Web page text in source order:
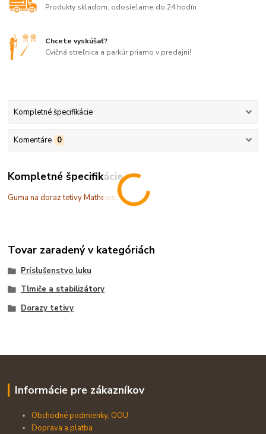
Produkty skladom, odosielame do 24 hodín
Chcete vyskúšať?
Cvičná streľnica a parkúr priamo v predajni!
Kompletné špecifikácie
Komentáre 0
Kompletné špecifikácie
Guma na doraz tetivy Mathews.
Tovar zaradený v kategóriách
Príslušenstvo luku
Tlmiče a stabilizátory
Dorazy tetivy
Informácie pre zákazníkov
Obchodné podmienky, OOU
Doprava a platba